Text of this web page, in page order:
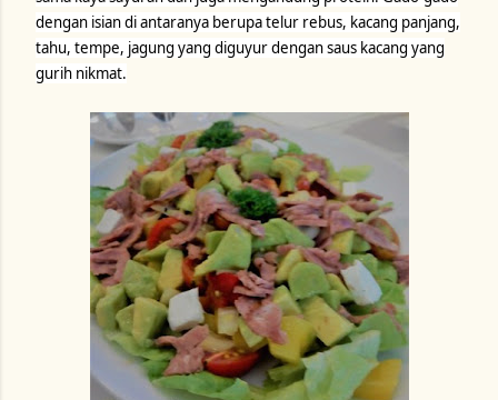
dengan isian di antaranya berupa telur rebus, kacang panjang,
tahu, tempe, jagung yang diguyur dengan saus kacang yang
gurih nikmat.